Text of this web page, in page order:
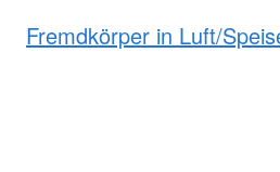
Fremdkörper in Luft/